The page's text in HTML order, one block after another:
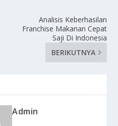
Analisis Keberhasilan
Franchise Makanan Cepat
Saji Di Indonesia
BERIKUTNYA
Admin